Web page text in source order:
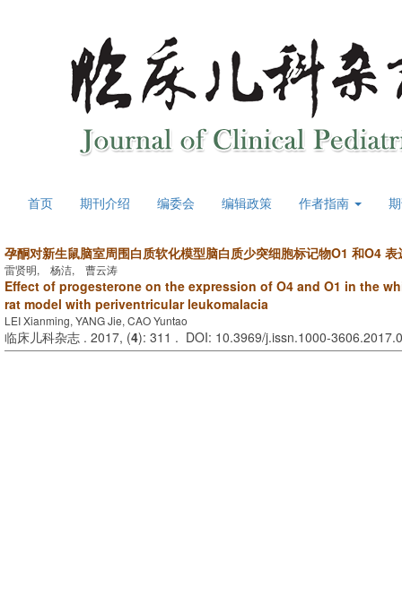
首页 期刊介绍 编委会 编辑政策 作者指南
孕酮对新生鼠脑室周围白质软化模型脑白质少突细胞标记物O1 和O4 表
雷贤明, 杨洁, 曹云涛
Effect of progesterone on the expression of O4 and O1 in the
rat model with periventricular leukomalacia
LEI Xianming, YANG Jie, CAO Yuntao
临床儿科杂志 . 2017, (4): 311 . DOI: 10.3969/j.issn.1000-